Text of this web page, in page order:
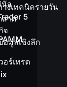
งเทคนิครายวัน
ลาด
จ
อมูลเชิงลึก
นัล
5
อร์เทรด